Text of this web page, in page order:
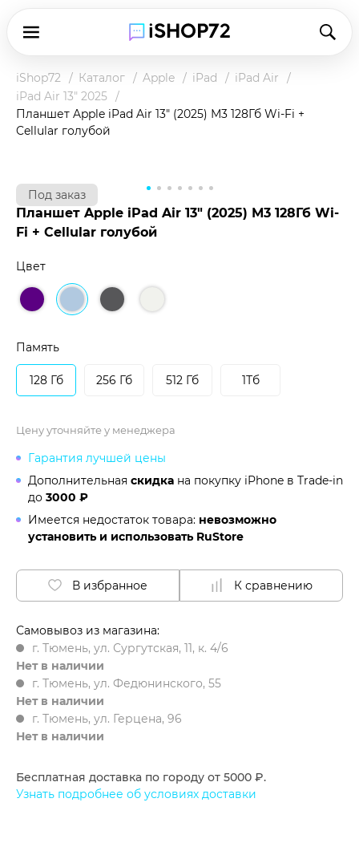
iShop72 Каталог Apple iPad
iPad Air
iPad Air 13" 2025
Планшет Apple iPad Air 13" (2025) М3 128Гб Wi-Fi +
Cellular голубой
Под заказ
Планшет Apple iPad Air 13" (2025) М3 128Гб Wi-
Fi + Cellular голубой
Цвет
Память
128 Гб 256 Гб 512 Гб 1Тб
Цену уточняйте у менеджера
Гарантия лучшей цены
Дополнительная скидка на покупку iPhone в Trade-in
до 3000 ₽
Имеется недостаток товара: невозможно
установить и использовать RuStore
В избранное К сравнению
Самовывоз из магазина:
г. Тюмень, ул. Сургутская, 11, к. 4/6
Нет в наличии
г. Тюмень, ул. Федюнинского, 55
Нет в наличии
г. Тюмень, ул. Герцена, 96
Нет в наличии
Бесплатная доставка по городу от 5000 ₽.
Узнать подробнее об условиях доставки